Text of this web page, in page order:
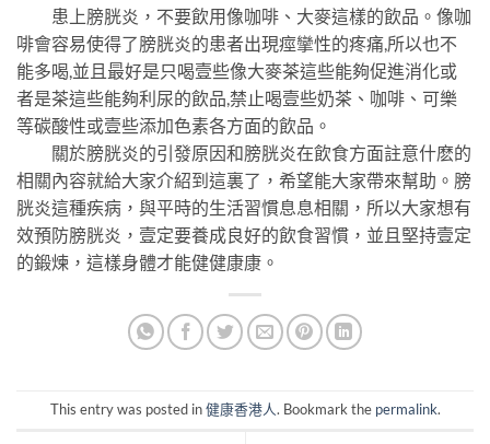
患上膀胱炎，不要飲用像咖啡、大麥這樣的飲品。像咖
啡會容易使得了膀胱炎的患者出現痙攣性的疼痛,所以也不
能多喝,並且最好是只喝壹些像大麥茶這些能夠促進消化或
者是茶這些能夠利尿的飲品,禁止喝壹些奶茶、咖啡、可樂
等碳酸性或壹些添加色素各方面的飲品。
關於膀胱炎的引發原因和膀胱炎在飲食方面註意什麽的
相關內容就給大家介紹到這裏了，希望能大家帶來幫助。膀
胱炎這種疾病，與平時的生活習慣息息相關，所以大家想有
效預防膀胱炎，壹定要養成良好的飲食習慣，並且堅持壹定
的鍛煉，這樣身體才能健健康康。
This entry was posted in健康香港人. Bookmark the permalink.